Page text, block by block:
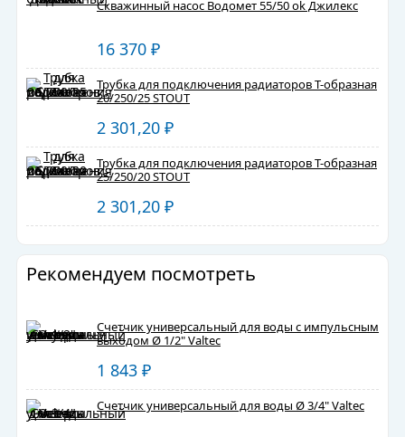
Скважинный насос Водомет 55/50 ok Джилекс
16 370 ₽
Трубка для подключения радиаторов Т-образная
20/250/25 STOUT
2 301,20 ₽
Трубка для подключения радиаторов Т-образная
25/250/20 STOUT
2 301,20 ₽
Рекомендуем посмотреть
Счетчик универсальный для воды с импульсным
выходом Ø 1/2" Valtec
1 843 ₽
Счетчик универсальный для воды Ø 3/4" Valtec